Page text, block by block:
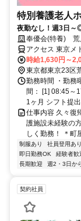
特別養護老人
夜勤なし！週3日～
経験も活かせます
奉優会(特養) 荒
アクセス 東京メ
成本線 新三河島
時給1,630円～
東京都東京23区
勤務時間 ・勤務
間： [1] 08:45～
1ヶ月 シフト提
仕事内容 久々復
護施設未経験の
しく勤務！ ＊町
制服あり 社員登用あり
即日勤務OK
経験者歓
長期歓迎
週2・3日か
契約社員